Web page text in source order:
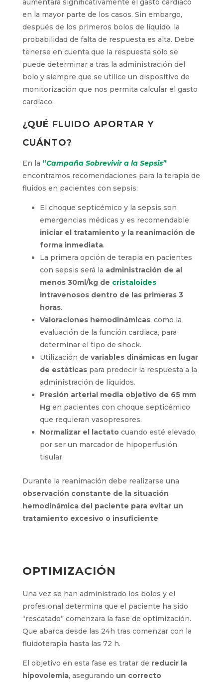
en la mayor parte de los casos. Sin embargo,
después de los primeros bolos de líquido, la
probabilidad de falta de respuesta es alta. Debe
tenerse en cuenta que la respuesta solo se
puede determinar a tras la administración del
bolo y siempre que se utilice un dispositivo de
monitorización que nos permita calcular el gasto
cardíaco.
¿QUÉ FLUIDO APORTAR Y
CUÁNTO?
En la “Campaña Sobrevivir a la Sepsis”
encontramos recomendaciones para la terapia de
fluidos en pacientes con sepsis:
El choque septicémico y la sepsis son
emergencias médicas y es recomendable
iniciar el tratamiento y la reanimación de
forma inmediata.
La primera opción de terapia en pacientes
con sepsis será la administración de al
menos 30ml/kg de cristaloides
intravenosos dentro de las primeras 3
horas.
Valoraciones hemodinámicas, como la
evaluación de la función cardiaca, para
determinar el tipo de shock.
Utilización de variables dinámicas en lugar
de estáticaspara predecir la respuesta a la
administración de líquidos.
Presión arterial media objetivo de 65 mm
Hg en pacientes con choque septicémico
que requieran vasopresores.
Normalizar el lactatocuando esté elevado,
por ser un marcador de hipoperfusión
tisular.
Durante la reanimación debe realizarse una
observación constante de la situación
hemodinámica del paciente para evitar un
tratamiento excesivo o insuficiente.
OPTIMIZACIÓN
Una vez se han administrado los bolos y el
profesional determina que el paciente ha sido
“rescatado” comenzara la fase de optimización.
Que abarca desde las 24h tras comenzar con la
fluidoterapia hasta las 72 h.
El objetivo en esta fase es tratar de reducir la
hipovolemia, asegurando un correcto